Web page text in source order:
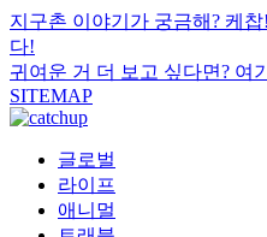
지구촌 이야기가 궁금해? 케
다!
귀여운 거 더 보고 싶다면? 여
SITEMAP
글로벌
라이프
애니멀